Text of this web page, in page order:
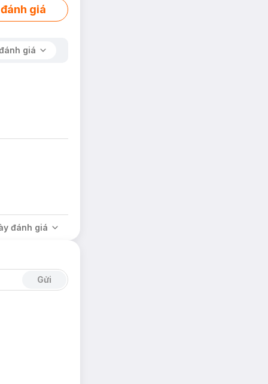
Spray:
giá
giá
đánh giá
Gửi